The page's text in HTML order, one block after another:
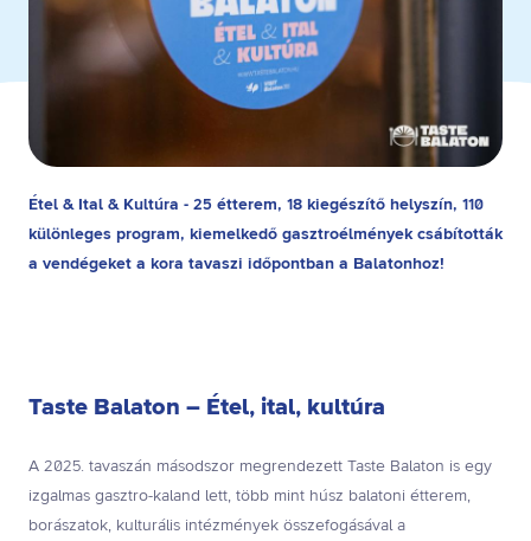
Étel & Ital & Kultúra - 25 étterem, 18 kiegészítő helyszín, 110
különleges program, kiemelkedő gasztroélmények csábították
a vendégeket a kora tavaszi időpontban a Balatonhoz!
Taste Balaton – Étel, ital, kultúra
A 2025. tavaszán másodszor megrendezett Taste Balaton is egy
izgalmas gasztro-kaland lett, több mint húsz balatoni étterem,
borászatok, kulturális intézmények összefogásával a